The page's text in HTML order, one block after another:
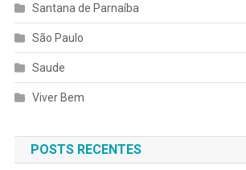
Santana de Parnaíba
São Paulo
Saude
Viver Bem
POSTS RECENTES